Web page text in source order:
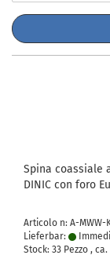
Spina coassiale
DINIC con foro
Articolo n: A-MWW-
Lieferbar:
Stock: 33 Pezzo , ca.